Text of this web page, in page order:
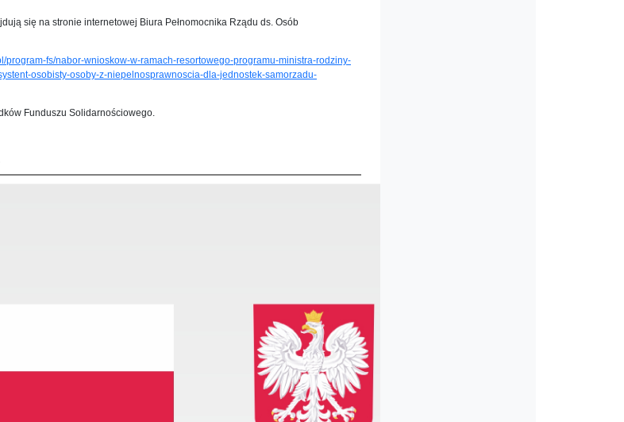
się na stronie internetowej Biura Pełnomocnika Rządu ds. Osób
program-fs/nabor-wnioskow-w-ramach-resortowego-programu-ministra-rodziny-
osobisty-osoby-z-niepelnosprawnoscia-dla-jednostek-samorzadu-
Funduszu Solidarnościowego.